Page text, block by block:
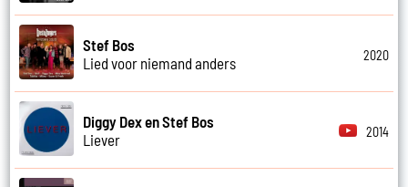
Stef Bos
Lied voor niemand anders
2020
Diggy Dex en Stef Bos
Liever
2014